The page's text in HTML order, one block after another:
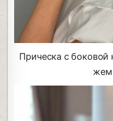
Прическа с боковой